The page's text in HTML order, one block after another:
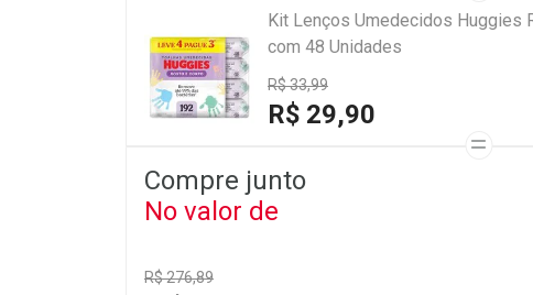
Kit Lenços Umedecidos Huggies
com 48 Unidades
R$ 33,99
R$ 29,90
Compre junto
No valor de
R$ 276,89